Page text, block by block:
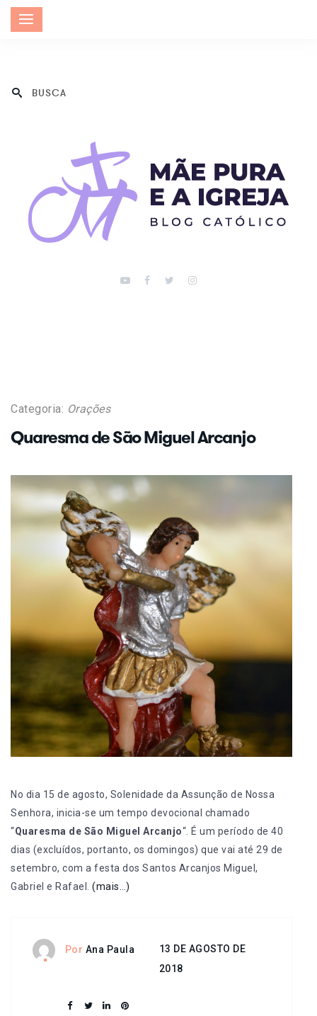
Categoria: Orações
Quaresma de São Miguel Arcanjo
No dia 15 de agosto, Solenidade da Assunção de Nossa
Senhora, inicia-se um tempo devocional chamado
“Quaresma de São Miguel Arcanjo“. É um período de 40
dias (excluídos, portanto, os domingos) que vai até 29 de
setembro, com a festa dos Santos Arcanjos Miguel,
Gabriel e Rafael. (mais…)
Por Ana Paula
13 DE AGOSTO DE
2018